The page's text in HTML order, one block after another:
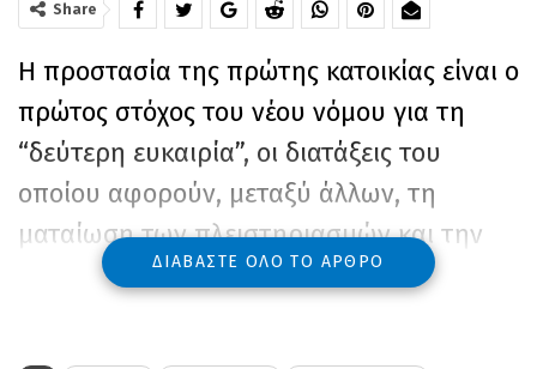
Share
Η προστασία της πρώτης κατοικίας είναι ο
πρώτος στόχος του νέου νόμου για τη
“δεύτερη ευκαιρία”, οι διατάξεις του
οποίου αφορούν, μεταξύ άλλων, τη
ματαίωση των πλειστηριασμών και την
προστασία της πρώτης κατοικίας.
ΔΙΑΒΆΣΤΕ ΌΛΟ ΤΟ ΆΡΘΡΟ